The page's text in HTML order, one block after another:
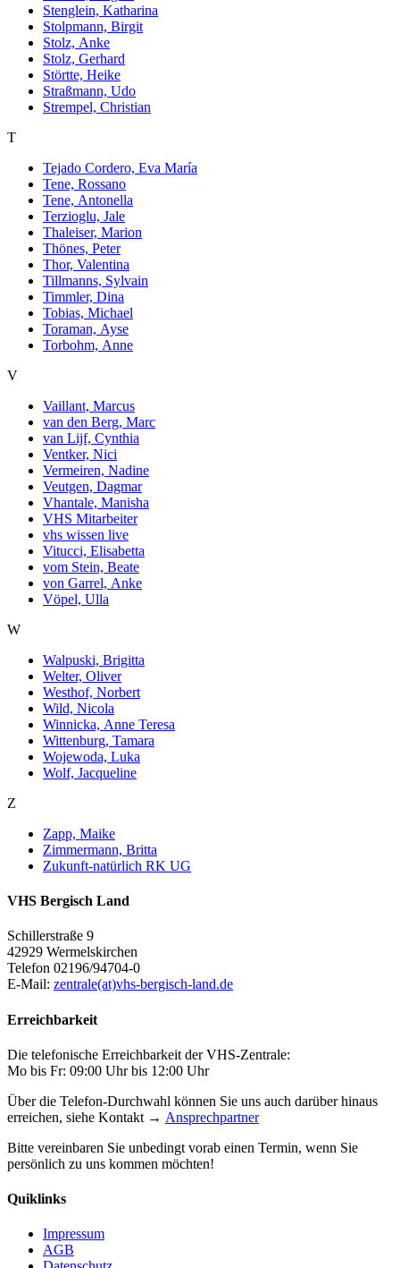
Stenglein, Katharina
Stolpmann, Birgit
Stolz, Anke
Stolz, Gerhard
Störtte, Heike
Straßmann, Udo
Strempel, Christian
T
Tejado Cordero, Eva María
Tene, Rossano
Tene, Antonella
Terzioglu, Jale
Thaleiser, Marion
Thönes, Peter
Thor, Valentina
Tillmanns, Sylvain
Timmler, Dina
Tobias, Michael
Toraman, Ayse
Torbohm, Anne
V
Vaillant, Marcus
van den Berg, Marc
van Lijf, Cynthia
Ventker, Nici
Vermeiren, Nadine
Veutgen, Dagmar
Vhantale, Manisha
VHS Mitarbeiter
vhs wissen live
Vitucci, Elisabetta
vom Stein, Beate
von Garrel, Anke
Vöpel, Ulla
W
Walpuski, Brigitta
Welter, Oliver
Westhof, Norbert
Wild, Nicola
Winnicka, Anne Teresa
Wittenburg, Tamara
Wojewoda, Luka
Wolf, Jacqueline
Z
Zapp, Maike
Zimmermann, Britta
Zukunft-natürlich RK UG
VHS Bergisch Land
Schillerstraße 9
42929 Wermelskirchen
Telefon 02196/94704-0
E-Mail: zentrale(at)vhs-bergisch-land.de
Erreichbarkeit
Die telefonische Erreichbarkeit der VHS-Zentrale:
Mo bis Fr: 09:00 Uhr bis 12:00 Uhr
Über die Telefon-Durchwahl können Sie uns auch darüber hinaus
erreichen, siehe Kontakt → Ansprechpartner
Bitte vereinbaren Sie unbedingt vorab einen Termin, wenn Sie
persönlich zu uns kommen möchten!
Quiklinks
Impressum
AGB